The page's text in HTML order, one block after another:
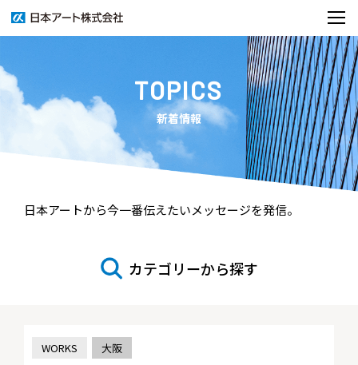
TOPICS
新着情報
日本アートから今一番伝えたいメッセージを発信。
カテゴリーから探す
WORKS 大阪